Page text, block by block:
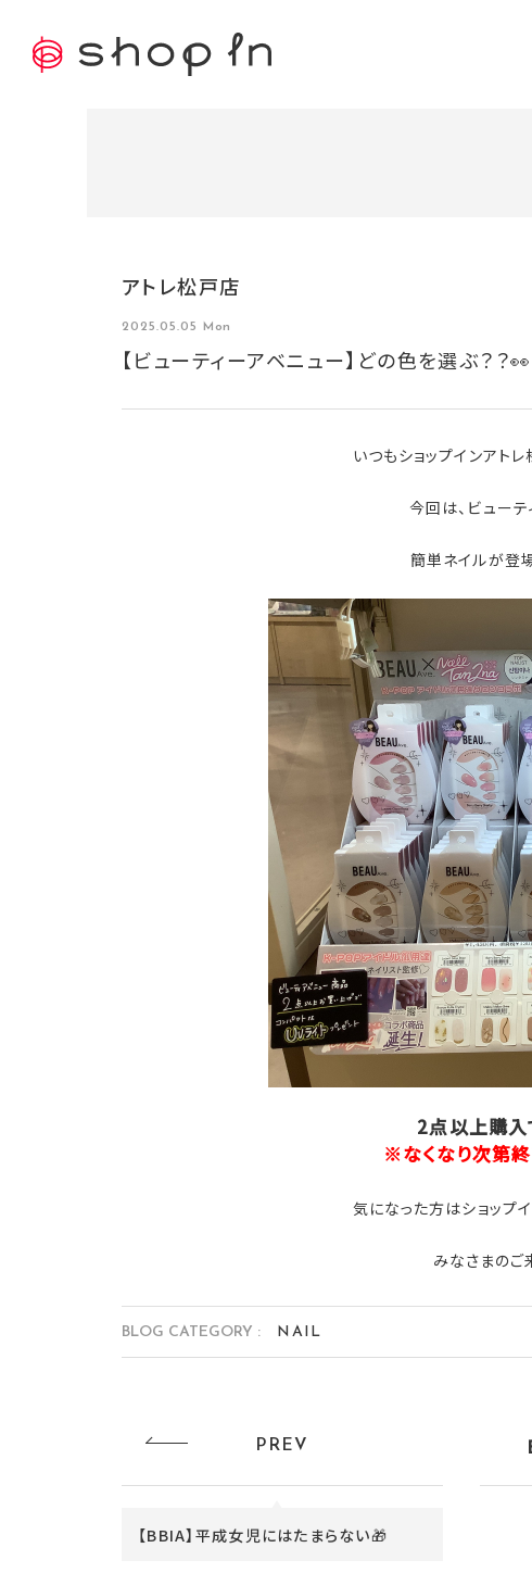
アトレ松戸店
2025.05.05 Mon
【ビューティーアベニュー】どの色を選ぶ？？👀
いつもショップインアト
今回は、ビュー
簡単ネイルが登
2点以上購入
※なくなり次第
気になった方はショップ
みなさまのご
BLOG CATEGORY : NAIL
PREV
【BBIA】平成女児にはたまらない🎁